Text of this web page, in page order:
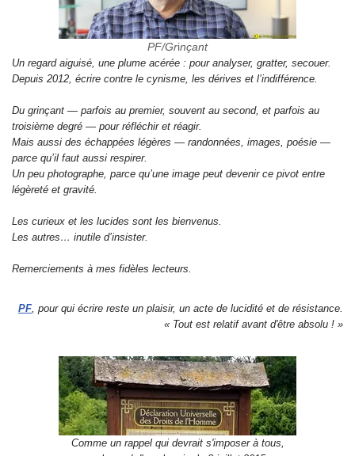
PF/Grinçant
Un regard aiguisé, une plume acérée : pour analyser, gratter, secouer.
Depuis 2012, écrire contre le cynisme, les dérives et l’indifférence.
Du grinçant — parfois au premier, souvent au second, et parfois au
troisième degré — pour réfléchir et réagir.
Mais aussi des échappées légères — randonnées, images, poésie —
parce qu’il faut aussi respirer.
Un peu photographe, parce qu’une image peut devenir ce pivot entre
légèreté et gravité.
Les curieux et les lucides sont les bienvenus.
Les autres… inutile d’insister.
Remerciements à mes fidèles lecteurs.
PF, pour qui écrire reste un plaisir, un acte de lucidité et de résistance.
« Tout est relatif avant d'être absolu ! »
Comme un rappel qui devrait s'imposer à tous,